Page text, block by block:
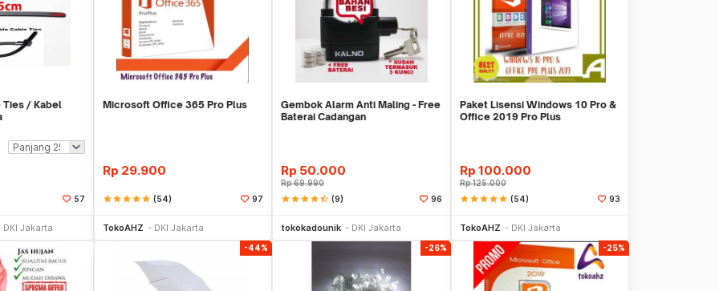
Ties / Kabel
57
DKI Jakarta
Microsoft Office 365 Pro Plus
Rp 29.900
starstarstarstarstar (54) 97
TokoAHZ DKI Jakarta
Gembok Alarm Anti Maling - Free
Baterai Cadangan
Rp 50.000
Rp69.990
starstarstarstarstar_half (9) 96
tokokadounik DKI Jakarta
Paket Lisensi Windows 10 Pro &
Office 2019 Pro Plus
Rp 100.000
Rp125.000
starstarstarstarstar (54) 93
TokoAHZ DKI Jakarta
-44% -26% -25%